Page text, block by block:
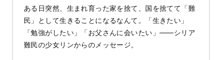
ある日突然、生まれ育った家を捨て、国を捨てて「難
民」として生きることになるなんて。「生きたい」
「勉強がしたい」「お父さんに会いたい」――シリア
難民の少女リンからのメッセージ。